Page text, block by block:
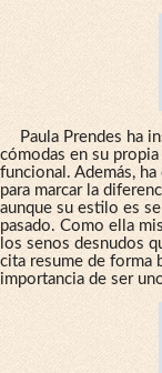
Paula Prendes ha
cómodas en su
funcional. Además,
para marcar la
aunque su estilo es
pasado. Como ella
los senos desnudos
cita resume de forma
importancia de ser